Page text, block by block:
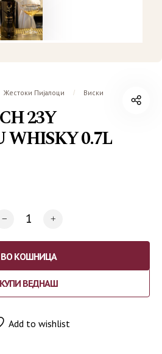
Жестоки Пијалоци / Виски
23Y
WHISKY 0.7L
ВО КОШНИЦА
КУПИ ВЕДНАШ
Add to wishlist